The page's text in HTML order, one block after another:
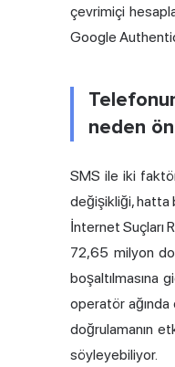
çevrimiçi
Google
neden
SMS ile iki
değişikliği, hatta
İnternet Suçları
72,65 milyon
boşaltılmasına
operatör ağında
doğrulamanın
söyleyebiliyor.